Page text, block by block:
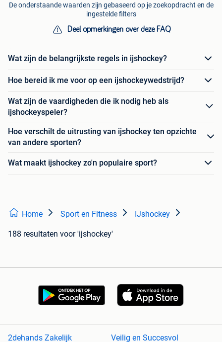
De onderstaande waarden zijn gebaseerd op je zoekopdracht en de
ingestelde filters
Deel opmerkingen over deze FAQ
Wat zijn de belangrijkste regels in ijshockey?
Hoe bereid ik me voor op een ijshockeywedstrijd?
Wat zijn de vaardigheden die ik nodig heb als
ijshockeyspeler?
Hoe verschilt de uitrusting van ijshockey ten opzichte
van andere sporten?
Wat maakt ijshockey zo'n populaire sport?
Home Sport en Fitness IJshockey
188 resultaten voor 'ijshockey'
2dehands Zakelijk Veilig en Succesvol